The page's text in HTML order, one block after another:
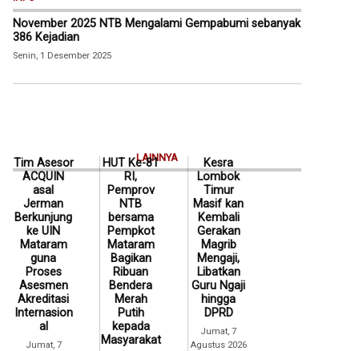
November 2025 NTB Mengalami Gempabumi sebanyak
386 Kejadian
Senin, 1 Desember 2025
LAINNYA
Tim Asesor
ACQUIN
asal
Jerman
Berkunjung
ke UIN
Mataram
guna
Proses
Asesmen
Akreditasi
Internasion
al
Jumat, 7
HUT Ke-81
RI,
Pemprov
NTB
bersama
Pempkot
Mataram
Bagikan
Ribuan
Bendera
Merah
Putih
kepada
Masyarakat
Kesra
Lombok
Timur
Masif kan
Kembali
Gerakan
Magrib
Mengaji,
Libatkan
Guru Ngaji
hingga
DPRD
Jumat, 7
Agustus 2026